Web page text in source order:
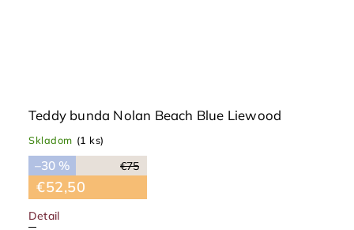
Teddy bunda Nolan Beach Blue Liewood
Skladom (1 ks)
€75
–30 %
€52,50
Detail